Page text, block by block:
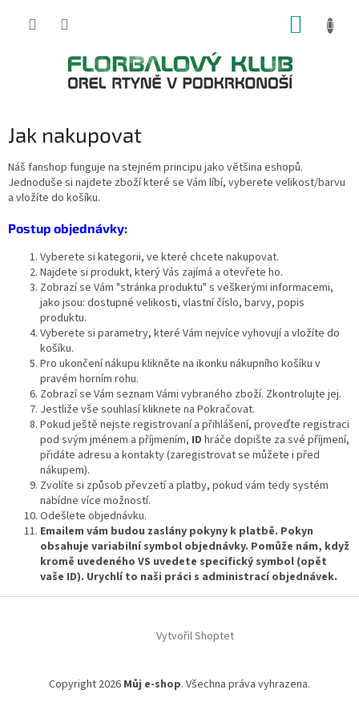
Jak nakupovat
Náš fanshop funguje na stejném principu jako většina eshopů.
Jednoduše si najdete zboží které se Vám líbí, vyberete velikost/barvu
a vložíte do košíku.
Postup objednávky:
Vyberete si kategorii, ve které chcete nakupovat.
Najdete si produkt, který Vás zajímá a otevřete ho.
Zobrazí se Vám "stránka produktu" s veškerými informacemi,
jako jsou: dostupné velikosti, vlastní číslo, barvy, popis
produktu.
Vyberete si parametry, které Vám nejvíce vyhovují a vložíte do
košíku.
Pro ukončení nákupu klikněte na ikonku nákupního košíku v
pravém horním rohu.
Zobrazí se Vám seznam Vámi vybraného zboží. Zkontrolujte jej.
Jestliže vše souhlasí kliknete na Pokračovat.
Pokud ještě nejste registrovaní a přihlášení, proveďte registraci
pod svým jménem a příjmením, ID hráče dopište za své příjmení,
přidáte adresu a kontakty (zaregistrovat se můžete i před
nákupem).
Zvolíte si způsob převzetí a platby, pokud vám tedy systém
nabídne více možností.
Odešlete objednávku.
Emailem vám budou zaslány pokyny k platbě. Pokyn
obsahuje variabilní symbol objednávky. Pomůže nám, když
kromě uvedeného VS uvedete specifický symbol (opět
vaše ID). Urychlí to naši práci s administrací objednávek.
Vytvořil Shoptet
Copyright 2026 Můj e-shop. Všechna práva vyhrazena.